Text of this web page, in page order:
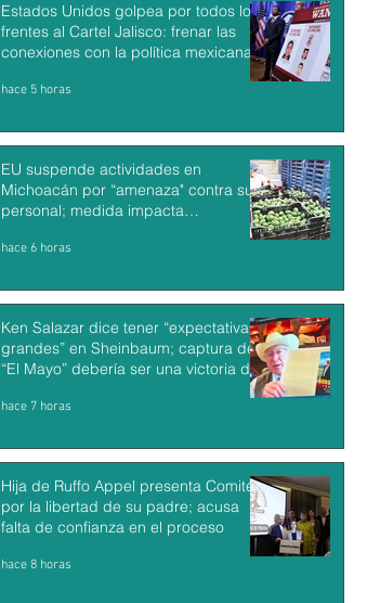
Estados Unidos golpea por todos los
frentes al Cartel Jalisco: frenar las
conexiones con la política mexicana y
hace 5 horas
EU suspende actividades en
Michoacán por “amenaza" contra su
personal; medida impacta
exportaciones de aguacate mexicano
hace 6 horas
Ken Salazar dice tener “expectativas
grandes” en Sheinbaum; captura de
“El Mayo” debería ser una victoria de
hace 7 horas
Hija de Ruffo Appel presenta Comité
por la libertad de su padre; acusa
falta de confianza en el proceso
hace 8 horas